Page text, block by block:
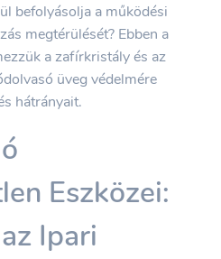
befolyásolja a működési
megtérülését? Ebben a
a zafírkristály és az
üveg védelmére
hátrányait.
Eszközei:
Ipari